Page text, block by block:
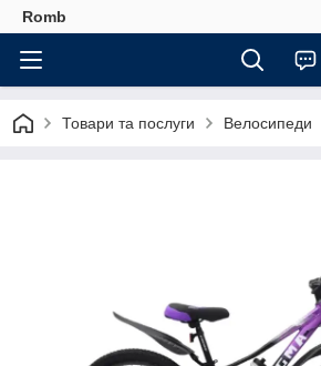
Romb
Товари та послуги Велосипеди